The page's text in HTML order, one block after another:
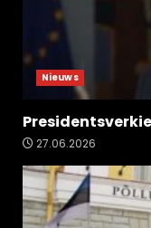
Nieuws
27.06.2026